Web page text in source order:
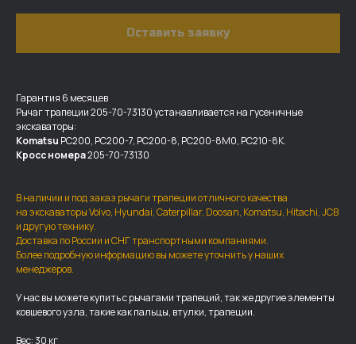
Оставить заявку
Гарантия 6 месяцев
Рычаг трапеции 205-70-73130 устанавливается на гусеничные
экскаваторы:
Komatsu PC200, PC200-7, PC200-8, PC200-8M0, PC210-8K.
Кросс номера205-70-73130
В наличии и под заказ рычаги трапеции отличного качества
на экскаваторы Volvo, Hyundai, Caterpillar, Doosan, Komatsu, Hitachi, JCB
и другую технику.
Доставка по России и СНГ транспортными компаниями.
Более подробную информацию вы можете уточнить у наших
менеджеров.
У нас вы можете купить с рычагами трапеций, так же другие элементы
ковшевого узла, такие как пальцы, втулки, трапеции.
Вес: 30 кг
ДОСТАВКА И ОПЛАТА
Мы доставляем запчасти по
всей России, а также в страны